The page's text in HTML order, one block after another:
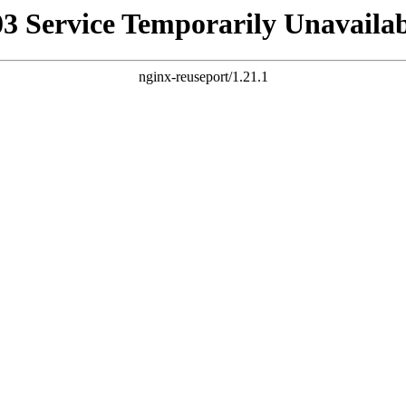
Service Temporarily
nginx-reuseport/1.21.1